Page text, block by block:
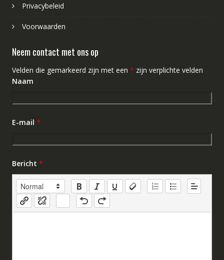
Privacybeleid
Voorwaarden
Neem contact met ons op
Velden die gemarkeerd zijn met een * zijn verplichte velden
Naam
E-mail *
Bericht *